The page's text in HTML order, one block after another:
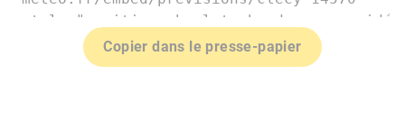
Copier dans le presse-papier